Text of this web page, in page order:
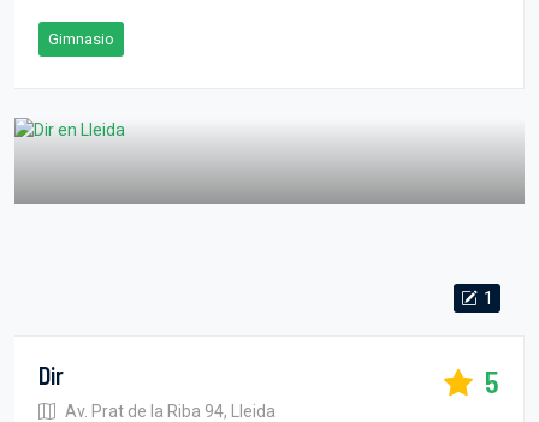
Gimnasio
1
Dir
Av. Prat de la Riba 94, Lleida
5